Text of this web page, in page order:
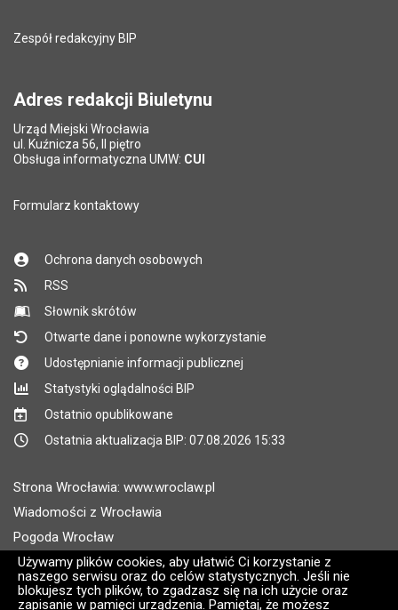
Używamy plików cookies, aby ułatwić Ci korzystanie z
naszego serwisu oraz do celów statystycznych. Jeśli nie
blokujesz tych plików, to zgadzasz się na ich użycie oraz
zapisanie w pamięci urządzenia. Pamiętaj, że możesz
Zespół redakcyjny BIP
Adres redakcji Biuletynu
Urząd Miejski Wrocławia
ul. Kuźnicza 56, II piętro
Obsługa informatyczna UMW: CUI
Formularz kontaktowy
Ochrona danych osobowych
RSS
Słownik skrótów
Otwarte dane i ponowne wykorzystanie
Udostępnianie informacji publicznej
Statystyki oglądalności BIP
Ostatnio opublikowane
Ostatnia aktualizacja BIP: 07.08.2026 15:33
Strona Wrocławia: www.wroclaw.pl
Wiadomości z Wrocławia
Pogoda Wrocław
Rozkłady jazdy MPK Wrocław
Administratorem wroclaw.pl jest: ARAW